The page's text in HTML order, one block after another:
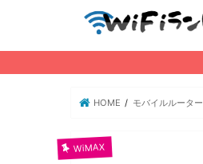
HOME モバイルルーター
WiMAX